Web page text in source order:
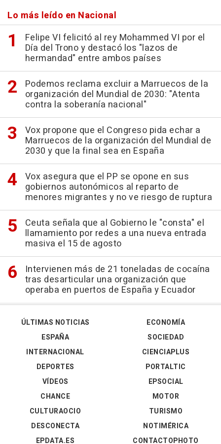
Lo más leído en Nacional
Felipe VI felicitó al rey Mohammed VI por el
Día del Trono y destacó los "lazos de
hermandad" entre ambos países
Podemos reclama excluir a Marruecos de la
organización del Mundial de 2030: "Atenta
contra la soberanía nacional"
Vox propone que el Congreso pida echar a
Marruecos de la organización del Mundial de
2030 y que la final sea en España
Vox asegura que el PP se opone en sus
gobiernos autonómicos al reparto de
menores migrantes y no ve riesgo de ruptura
Ceuta señala que al Gobierno le "consta" el
llamamiento por redes a una nueva entrada
masiva el 15 de agosto
Intervienen más de 21 toneladas de cocaína
tras desarticular una organización que
operaba en puertos de España y Ecuador
ÚLTIMAS NOTICIAS
ESPAÑA
INTERNACIONAL
DEPORTES
VÍDEOS
ECONOMÍA
SOCIEDAD
CIENCIAPLUS
PORTALTIC
EPSOCIAL
CHANCE
CULTURAOCIO
DESCONECTA
EPDATA.ES
MOTOR
TURISMO
NOTIMÉRICA
CONTACTOPHOTO